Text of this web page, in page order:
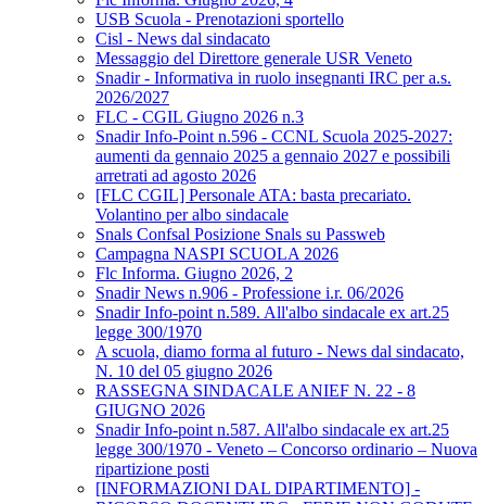
USB Scuola - Prenotazioni sportello
Cisl - News dal sindacato
Messaggio del Direttore generale USR Veneto
Snadir - Informativa in ruolo insegnanti IRC per a.s.
2026/2027
FLC - CGIL Giugno 2026 n.3
Snadir Info-Point n.596 - CCNL Scuola 2025-2027:
aumenti da gennaio 2025 a gennaio 2027 e possibili
arretrati ad agosto 2026
[FLC CGIL] Personale ATA: basta precariato.
Volantino per albo sindacale
Snals Confsal Posizione Snals su Passweb
Campagna NASPI SCUOLA 2026
Flc Informa. Giugno 2026, 2
Snadir News n.906 - Professione i.r. 06/2026
Snadir Info-point n.589. All'albo sindacale ex art.25
legge 300/1970
A scuola, diamo forma al futuro - News dal sindacato,
N. 10 del 05 giugno 2026
RASSEGNA SINDACALE ANIEF N. 22 - 8
GIUGNO 2026
Snadir Info-point n.587. All'albo sindacale ex art.25
legge 300/1970 - Veneto – Concorso ordinario – Nuova
ripartizione posti
[INFORMAZIONI DAL DIPARTIMENTO] -